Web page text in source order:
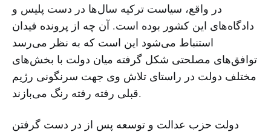
در واقع، سیاست ترکیه سال‌ها در دست پلیس و
دادگاه‌های این کشور بوده است. آن چه از پرونده فیدان
استنباط می‌شود این است که به نظر می‌رسد
توافق‌های مصلحتی شکل گرفته میان دولت با بخش‌های
مختلف دولت در راستای تلاش وی جهت سرنگونی رژیم
قبلی رفته رفته رنگ می‌بازند.
دولت حزب عدالت و توسعه پس از در دست گرفتن